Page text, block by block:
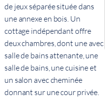
de jeux séparée située dans
une annexe en bois. Un
cottage indépendant offre
deux chambres, dont une avec
salle de bains attenante, une
salle de bains, une cuisine et
un salon avec cheminée
donnant sur une cour privée.